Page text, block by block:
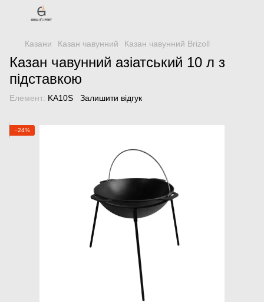
Казани Казан чавунний Казан чавунний Brizoll
Казан чавунний азіатський 10 л з
підставкою
Елемент: KA10S Залишити відгук
−24%